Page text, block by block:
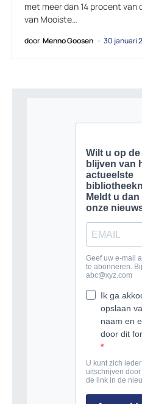
met meer dan 14 procent van
van Mooiste…
door Menno Goosen 30 januari